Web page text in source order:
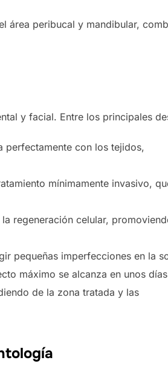
área peribucal y mandibular,
y facial. Entre los principales
perfectamente con los tejidos,
mínimamente invasivo,
regeneración celular,
pequeñas imperfecciones en la
máximo se alcanza en unos
de la zona tratada y las